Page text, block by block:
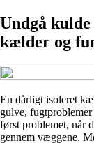
Undgå
kælder og
En dårligt isoleret
gulve,
først problemet, når
gennem væggene.